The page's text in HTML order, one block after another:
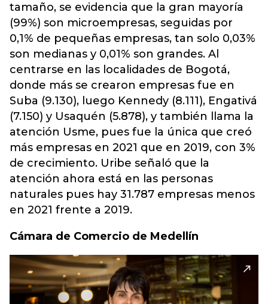
tamaño, se evidencia que la gran mayoría
(99%) son microempresas, seguidas por
0,1% de pequeñas empresas, tan solo 0,03%
son medianas y 0,01% son grandes. Al
centrarse en las localidades de Bogotá,
donde más se crearon empresas fue en
Suba (9.130), luego Kennedy (8.111), Engativá
(7.150) y Usaquén (5.878), y también llama la
atención Usme, pues fue la única que creó
más empresas en 2021 que en 2019, con 3%
de crecimiento. Uribe señaló que la
atención ahora está en las personas
naturales pues hay 31.787 empresas menos
en 2021 frente a 2019.
Cámara de Comercio de Medellín